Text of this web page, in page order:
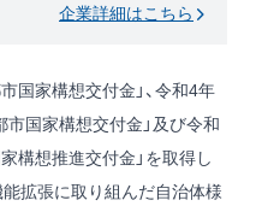
企業詳細はこちら
国家構想交付金」、令和4年
市国家構想交付金」及び令和
構想推進交付金」を取得し
能拡張に取り組んだ自治体様